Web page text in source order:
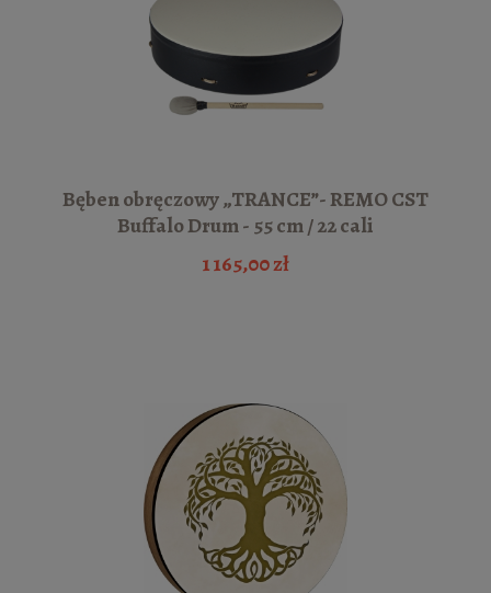
Bęben obręczowy „TRANCE”- REMO CST
Buffalo Drum - 55 cm / 22 cali
1 165,00 zł